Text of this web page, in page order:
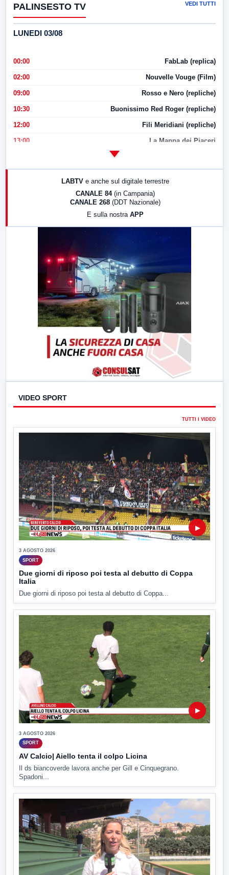
PALINSESTO TV VEDI TUTTI
LUNEDI 03/08
00:00 FabLab (replica)
02:00 Nouvelle Vouge (Film)
09:00 Rosso e Nero (repliche)
10:30 Buonissimo Red Roger (repliche)
12:00 Fili Meridiani (repliche)
13:00 La Mappa dei Piaceri
LABTV e anche sul digitale terrestre
CANALE 84 (in Campania)
CANALE 268 (DDT Nazionale)
E sulla nostra APP
VIDEO SPORT
TUTTI I VIDEO
▶
3 AGOSTO 2026
SPORT
Due giorni di riposo poi testa al debutto di Coppa
Italia
Due giorni di riposo poi testa al debutto di Coppa...
▶
3 AGOSTO 2026
SPORT
AV Calcio| Aiello tenta il colpo Licina
Il ds biancoverde lavora anche per Gill e Cinquegrano.
Spadoni...